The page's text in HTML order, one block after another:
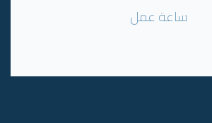
ساعة عمل